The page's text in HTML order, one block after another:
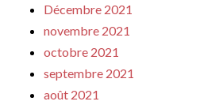
Décembre 2021
novembre 2021
octobre 2021
septembre 2021
août 2021